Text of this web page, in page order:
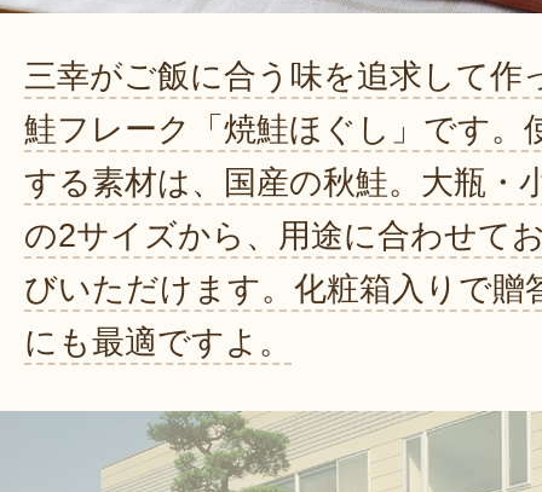
三幸がご飯に合う味を追求して作
鮭フレーク「焼鮭ほぐし」です。
する素材は、国産の秋鮭。大瓶・
の2サイズから、用途に合わせて
びいただけます。化粧箱入りで贈
にも最適ですよ。